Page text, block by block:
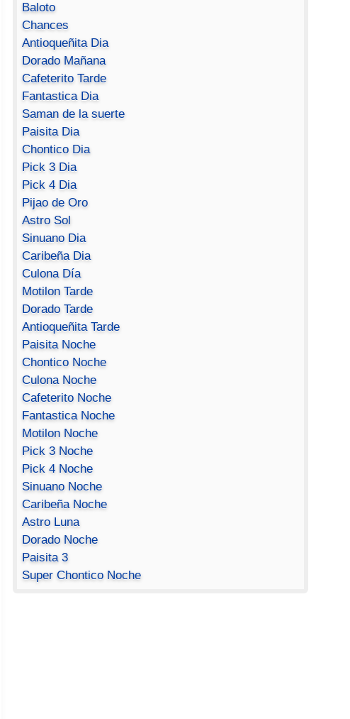
Baloto
Chances
Antioqueñita Dia
Dorado Mañana
Cafeterito Tarde
Fantastica Dia
Saman de la suerte
Paisita Dia
Chontico Dia
Pick 3 Dia
Pick 4 Dia
Pijao de Oro
Astro Sol
Sinuano Dia
Caribeña Dia
Culona Día
Motilon Tarde
Dorado Tarde
Antioqueñita Tarde
Paisita Noche
Chontico Noche
Culona Noche
Cafeterito Noche
Fantastica Noche
Motilon Noche
Pick 3 Noche
Pick 4 Noche
Sinuano Noche
Caribeña Noche
Astro Luna
Dorado Noche
Paisita 3
Super Chontico Noche